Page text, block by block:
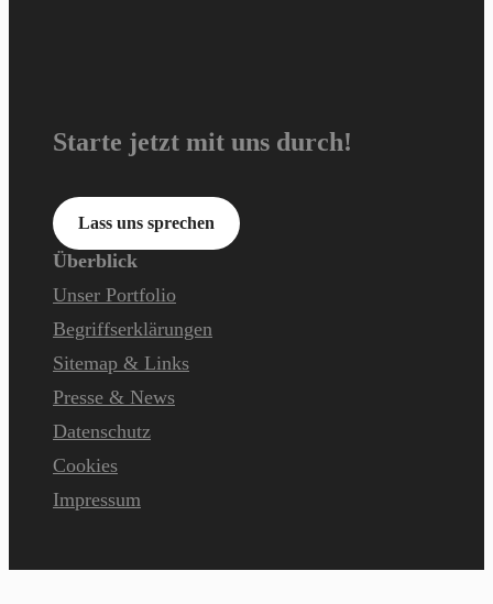
Starte jetzt mit uns durch!
Lass uns sprechen
Überblick
Unser Portfolio
Begriffserklärungen
Sitemap & Links
Presse & News
Datenschutz
Cookies
Impressum